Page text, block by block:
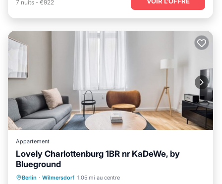
7 nuits - €922
Appartement
Lovely Charlottenburg 1BR nr KaDeWe, by
Blueground
Berlin · Wilmersdorf 1.05 mi au centre
Cheminée/Chauffage
Animaux acceptés
Cuisine